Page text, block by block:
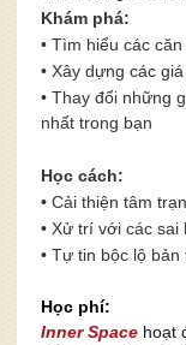
Khám phá:
• Tìm hiểu các
• Xây dựng các
• Thay đổi những
nhất trong bạn
Học cách:
• Cải thiện tâm
• Xử trí với các sai
• Tự tin bộc lộ bản
Học phí:
Inner Space hoạt